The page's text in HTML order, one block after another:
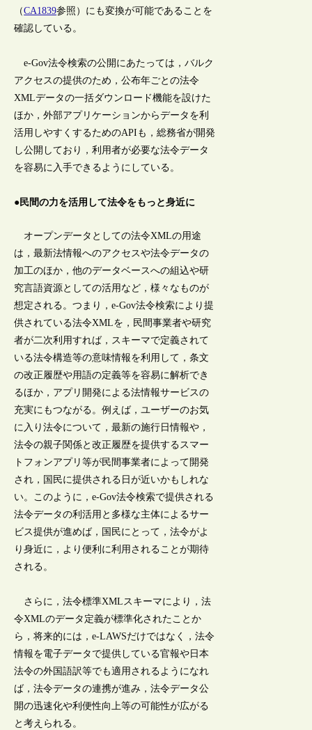
（CA1839参照）にも変換が可能であることを
確認している。
e-Gov法令検索の公開にあたっては，バルク
アクセスの提供のため，公布年ごとの法令
XMLデータの一括ダウンロード機能を設けた
ほか，外部アプリケーションからデータを利
活用しやすくするためのAPIも，総務省が開発
し公開しており，利用者が必要な法令データ
を容易に入手できるようにしている。
●民間の力を活用して法令をもっと身近に
オープンデータとしての法令XMLの用途
は，最新法情報へのアクセスや法令データの
加工のほか，他のデータベースへの組込や研
究言語資源としての活用など，様々なものが
想定される。つまり，e-Gov法令検索により提
供されている法令XMLを，民間事業者や研究
者が二次利用すれば，スキーマで定義されて
いる法令構造等の意味情報を利用して，条文
の改正履歴や用語の定義等を容易に解析でき
るほか，アプリ開発による法情報サービスの
充実にもつながる。例えば，ユーザーのお気
に入り法令について，最新の施行日情報や，
法令の親子関係と改正履歴を提供するスマー
トフォンアプリ等が民間事業者によって開発
され，国民に提供される日が近いかもしれな
い。このように，e-Gov法令検索で提供される
法令データの利活用と多様な主体によるサー
ビス提供が進めば，国民にとって，法令がよ
り身近に，より便利に利用されることが期待
される。
さらに，法令標準XMLスキーマにより，法
令XMLのデータ定義が標準化されたことか
ら，将来的には，e-LAWSだけではなく，法令
情報を電子データで提供している官報や日本
法令の外国語訳等でも適用されるようになれ
ば，法令データの連携が進み，法令データ公
開の迅速化や利便性向上等の可能性が広がる
と考えられる。